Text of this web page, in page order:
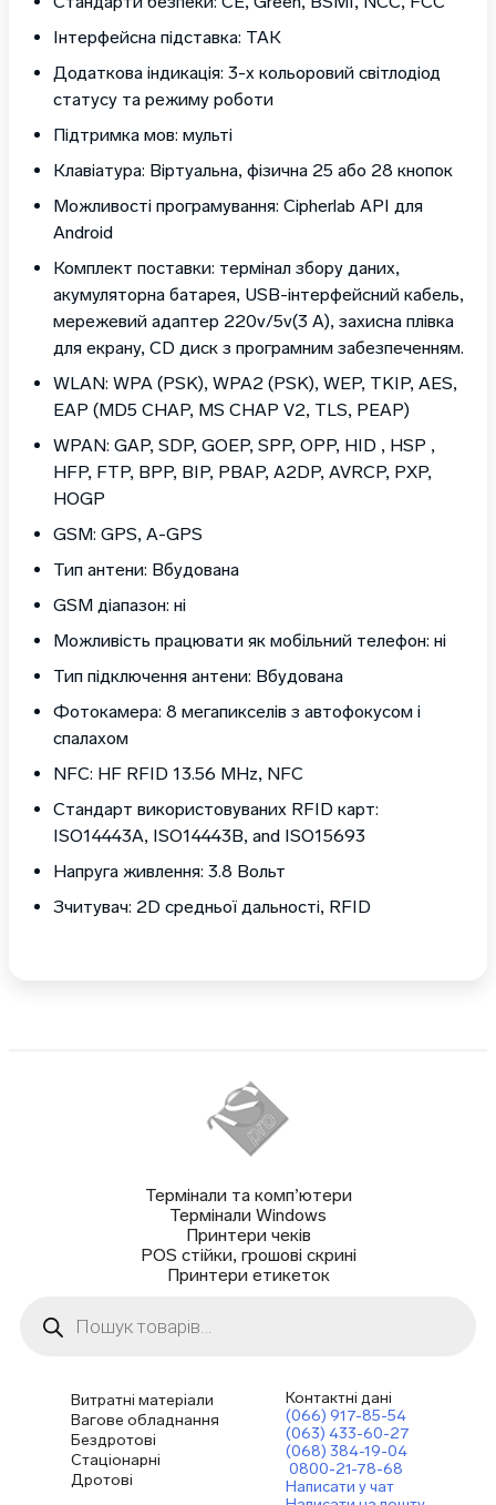
Інтерфейсна підставка: ТАК
Додаткова індикація: 3-х кольоровий світлодіод
статусу та режиму роботи
Підтримка мов: мульті
Клавіатура: Віртуальна, фізична 25 або 28 кнопок
Можливості програмування: Cipherlab API для
Android
Комплект поставки: термінал збору даних,
акумуляторна батарея, USB-інтерфейсний кабель,
мережевий адаптер 220v/5v(3 A), захисна плівка
для екрану, CD диск з програмним забезпеченням.
WLAN: WPA (PSK), WPA2 (PSK), WEP, TKIP, AES,
EAP (MD5 CHAP, MS CHAP V2, TLS, PEAP)
WPAN: GAP, SDP, GOEP, SPP, OPP, HID , HSP ,
HFP, FTP, BPP, BIP, PBAP, A2DP, AVRCP, PXP,
HOGP
GSM: GPS, A-GPS
Тип антени: Вбудована
GSM діапазон: ні
Можливість працювати як мобільний телефон: ні
Тип підключення антени: Вбудована
Фотокамера: 8 мегапикселів з автофокусом і
спалахом
NFC: HF RFID 13.56 MHz, NFC
Стандарт використовуваних RFID карт:
ISO14443A, ISO14443B, and ISO15693
Напруга живлення: 3.8 Вольт
Зчитувач: 2D средньої дальності, RFID
Термінали та комп’ютери
Термінали Windows
Принтери чеків
POS стійки, грошові скрині
Принтери етикеток
товарів
Витратні матеріали
Вагове обладнання
Бездротові
Стаціонарні
Дротові
Контактні дані
(066) 917-85-54
(063) 433-60-27
(068) 384-19-04
0800-21-78-68
Написати у чат